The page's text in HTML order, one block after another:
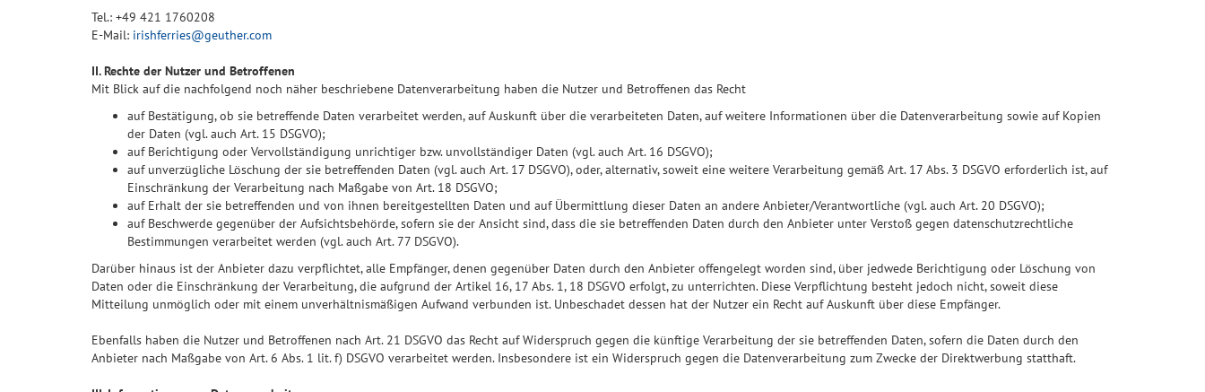
Tel.: +49 421 1760208
E-Mail: irishferries@geuther.com
II. Rechte der Nutzer und Betroffenen
Mit Blick auf die nachfolgend noch näher beschriebene Datenverarbeitung haben die Nutzer und Betroffenen das Recht
auf Bestätigung, ob sie betreffende Daten verarbeitet werden, auf Auskunft über die verarbeiteten Daten, auf weitere Informationen über die Datenverarbeitung sowie auf Kopien
der Daten (vgl. auch Art. 15 DSGVO);
auf Berichtigung oder Vervollständigung unrichtiger bzw. unvollständiger Daten (vgl. auch Art. 16 DSGVO);
auf unverzügliche Löschung der sie betreffenden Daten (vgl. auch Art. 17 DSGVO), oder, alternativ, soweit eine weitere Verarbeitung gemäß Art. 17 Abs. 3 DSGVO erforderlich ist, auf
Einschränkung der Verarbeitung nach Maßgabe von Art. 18 DSGVO;
auf Erhalt der sie betreffenden und von ihnen bereitgestellten Daten und auf Übermittlung dieser Daten an andere Anbieter/Verantwortliche (vgl. auch Art. 20 DSGVO);
auf Beschwerde gegenüber der Aufsichtsbehörde, sofern sie der Ansicht sind, dass die sie betreffenden Daten durch den Anbieter unter Verstoß gegen datenschutzrechtliche
Bestimmungen verarbeitet werden (vgl. auch Art. 77 DSGVO).
Darüber hinaus ist der Anbieter dazu verpflichtet, alle Empfänger, denen gegenüber Daten durch den Anbieter offengelegt worden sind, über jedwede Berichtigung oder Löschung von
Daten oder die Einschränkung der Verarbeitung, die aufgrund der Artikel 16, 17 Abs. 1, 18 DSGVO erfolgt, zu unterrichten. Diese Verpflichtung besteht jedoch nicht, soweit diese
Mitteilung unmöglich oder mit einem unverhältnismäßigen Aufwand verbunden ist. Unbeschadet dessen hat der Nutzer ein Recht auf Auskunft über diese Empfänger.
Ebenfalls haben die Nutzer und Betroffenen nach Art. 21 DSGVO das Recht auf Widerspruch gegen die künftige Verarbeitung der sie betreffenden Daten, sofern die Daten durch den
Anbieter nach Maßgabe von Art. 6 Abs. 1 lit. f) DSGVO verarbeitet werden. Insbesondere ist ein Widerspruch gegen die Datenverarbeitung zum Zwecke der Direktwerbung statthaft.